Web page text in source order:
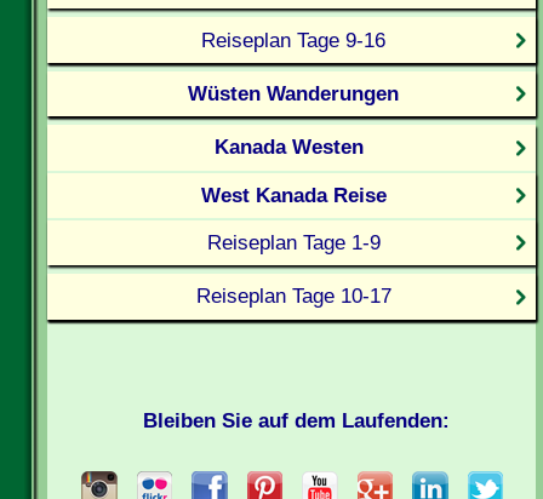
Reiseplan Tage 9-16
Wüsten Wanderungen
Kanada Westen
West Kanada Reise
Reiseplan Tage 1-9
Reiseplan Tage 10-17
Bleiben Sie auf dem Laufenden: